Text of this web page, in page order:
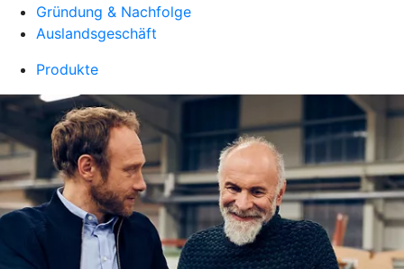
Gründung & Nachfolge
Auslandsgeschäft
Produkte